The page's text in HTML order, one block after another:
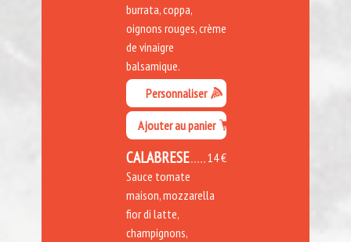
burrata, coppa,
oignons rouges, crème
de vinaigre
balsamique.
Personnaliser
Ajouter au panier
14 €
CALABRESE
Sauce tomate
maison, mozzarella
fior di latte,
champignons,